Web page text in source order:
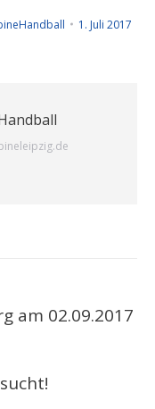
1. Juli 2017
am 02.09.2017